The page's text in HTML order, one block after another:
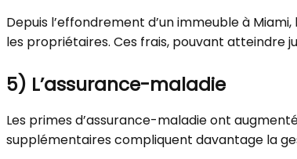
Depuis l’effondrement d’un immeuble à
les propriétaires. Ces frais, pouvant atteindre
5) L’assurance-maladie
Les primes d’assurance-maladie ont
supplémentaires compliquent davantage la